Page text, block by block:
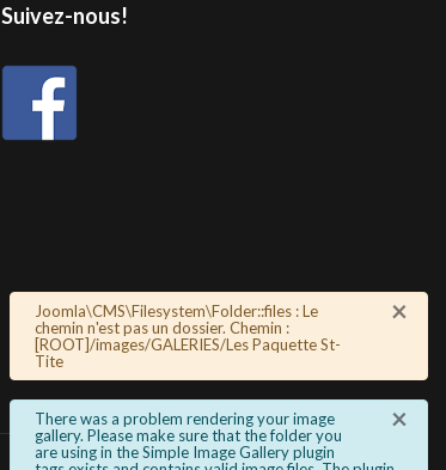
×
Alerte
Joomla\CMS\Filesystem\Folder::files : Le
chemin n'est pas un dossier. Chemin :
[ROOT]/images/GALERIES/Les Paquette St-
Tite
×
info
There was a problem rendering your image
gallery. Please make sure that the folder you
are using in the Simple Image Gallery plugin
Suivez-nous!